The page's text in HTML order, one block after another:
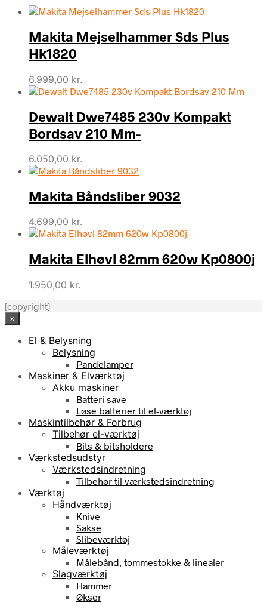
Makita Mejselhammer Sds Plus
Hk1820
6.999,00 kr.
Dewalt Dwe7485 230v Kompakt
Bordsav 210 Mm-
6.050,00 kr.
Makita Båndsliber 9032
4.699,00 kr.
Makita Elhøvl 82mm 620w Kp0800j
1.950,00 kr.
[copyright]
×
El & Belysning
Belysning
Pandelamper
Maskiner & Elværktøj
Akku maskiner
Batteri save
Løse batterier til el-værktøj
Maskintilbehør & Forbrug
Tilbehør el-værktøj
Bits & bitsholdere
Værkstedsudstyr
Værkstedsindretning
Tilbehør til værkstedsindretning
Værktøj
Håndværktøj
Knive
Sakse
Slibeværktøj
Måleværktøj
Målebånd, tommestokke & linealer
Slagværktøj
Hammer
Økser